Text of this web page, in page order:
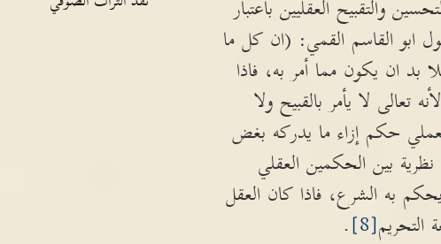
والتقبيح العقليين باعتبار
ابو القاسم القمي: (ان كل ما
ان يكون مما أمر به، فاذا
لا يأمر بالقبيح ولا
حكم إزاء ما يدركه بغض
بين الحكمين العقلي
به الشرع، فاذا كان العقل
[8]
.